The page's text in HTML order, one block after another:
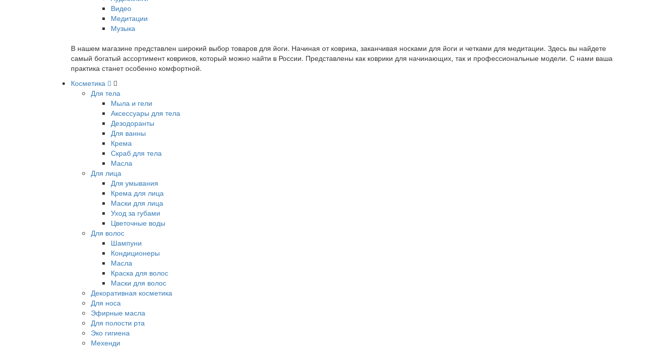
Видео
Медитации
Музыка
В нашем магазине представлен широкий выбор товаров для йоги. Начиная от коврика, заканчивая носками для йоги и четками для медитации. Здесь вы найдете
самый богатый ассортимент ковриков, который можно найти в России. Представлены как коврики для начинающих, так и профессиональные модели. С нами ваша
практика станет особенно комфортной.
Косметика
Для тела
Мыла и гели
Аксессуары для тела
Дезодоранты
Для ванны
Крема
Скраб для тела
Масла
Для лица
Для умывания
Крема для лица
Маски для лица
Уход за губами
Цветочные воды
Для волос
Шампуни
Кондиционеры
Масла
Краска для волос
Маски для волос
Декоративная косметика
Для носа
Эфирные масла
Для полости рта
Эко гигиена
Мехенди